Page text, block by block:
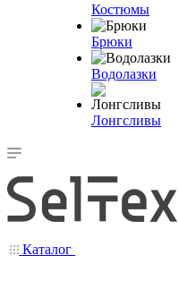
Костюмы
Брюки
Водолазки
Лонгсливы
Каталог